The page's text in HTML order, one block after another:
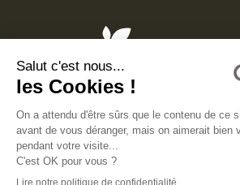
COMATEC
Boulevard François-Xavier
11000 Carcassonne,